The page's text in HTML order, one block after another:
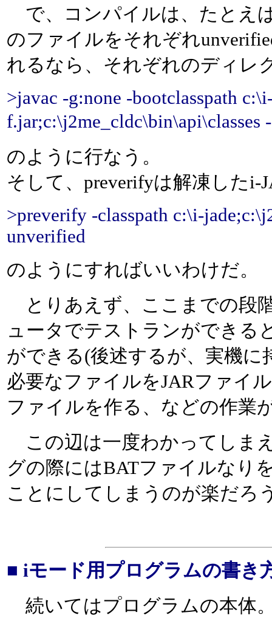
で、コンパイルは、たとえ
のファイルをそれぞれ
れるなら、それぞれのディレ
>javac -g:none -bootclasspath
のように行なう。
そして、preverifyは解凍したi-
>preverify -classpath c:\i-
unverified
のようにすればいいわけだ。
とりあえず、ここまでの段
ュータでテストランができる
ができる(後述するが、実機
必要なファイルをJARファイ
ファイルを作る、などの作業
この辺は一度わかってしま
グの際にはBATファイルなり
ことにしてしまうのが楽だろ
■ iモード用プログラムの書き
続いてはプログラムの本体